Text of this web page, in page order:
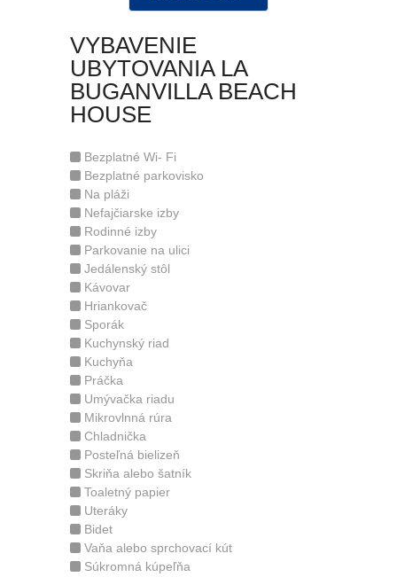
VYBAVENIE
UBYTOVANIA LA
BUGANVILLA BEACH
HOUSE
Bezplatné Wi- Fi
Bezplatné parkovisko
Na pláži
Nefajčiarske izby
Rodinné izby
Parkovanie na ulici
Jedálenský stôl
Kávovar
Hriankovač
Sporák
Kuchynský riad
Kuchyňa
Práčka
Umývačka riadu
Mikrovlnná rúra
Chladnička
Posteľná bielizeň
Skriňa alebo šatník
Toaletný papier
Uteráky
Bidet
Vaňa alebo sprchovací kút
Súkromná kúpeľňa